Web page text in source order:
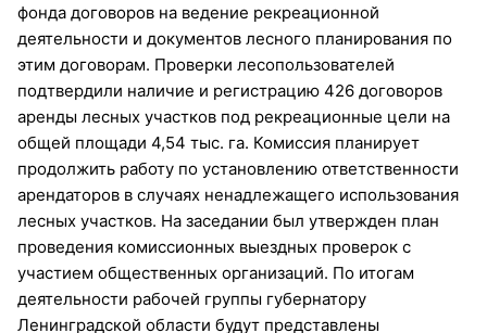
фонда договоров на ведение рекреационной
деятельности и документов лесного планирования по
этим договорам. Проверки лесопользователей
подтвердили наличие и регистрацию 426 договоров
аренды лесных участков под рекреационные цели на
общей площади 4,54 тыс. га. Комиссия планирует
продолжить работу по установлению ответственности
арендаторов в случаях ненадлежащего использования
лесных участков. На заседании был утвержден план
проведения комиссионных выездных проверок с
участием общественных организаций. По итогам
деятельности рабочей группы губернатору
Ленинградской области будут представлены